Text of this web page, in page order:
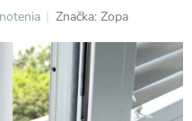
Značka:Zopa